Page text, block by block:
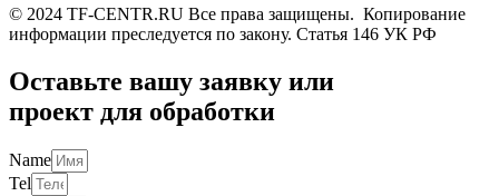
© 2024 TF-CENTR.RU Все права защищены. Копирование
информации преследуется по закону. Статья 146 УК РФ
Оставьте вашу заявку или
проект для обработки
Name
Tel